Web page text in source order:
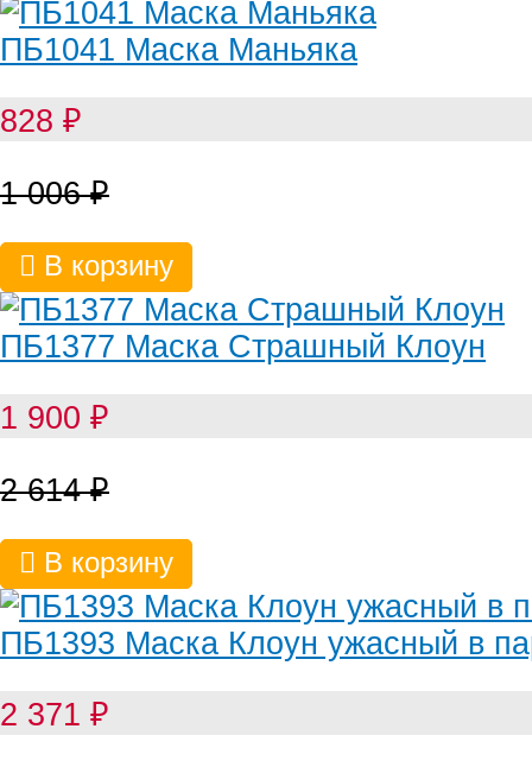
ПБ1041 Маска Маньяка
828 ₽
1 006₽
В корзину
ПБ1377 Маска Страшный Клоун
1 900 ₽
2 614₽
В корзину
ПБ1393 Маска Клоун ужасный в
2 371 ₽